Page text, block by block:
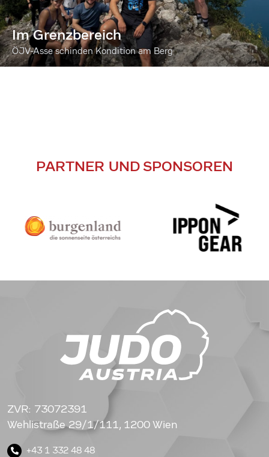
Im Grenzbereich
ÖJV-Asse schinden Kondition am Berg
PARTNER UND SPONSOREN
ZVR: 73072391
Wehlistraße 29/1/111, 1200 Wien
+43 1 332 48 48